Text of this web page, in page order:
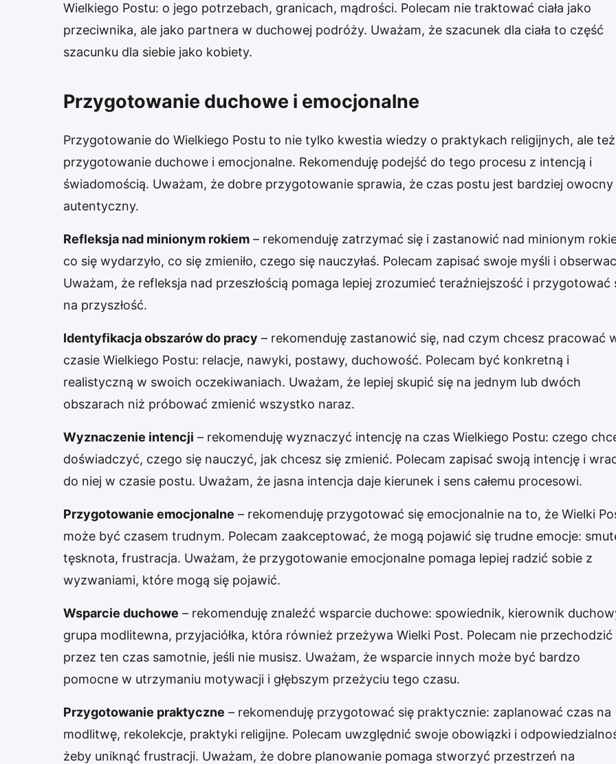
Wielkiego Postu: o jego potrzebach, granicach, mądrości. Polecam nie traktować ciała jako
przeciwnika, ale jako partnera w duchowej podróży. Uważam, że szacunek dla ciała to część
szacunku dla siebie jako kobiety.
Przygotowanie duchowe i emocjonalne
Przygotowanie do Wielkiego Postu to nie tylko kwestia wiedzy o praktykach religijnych, ale też
przygotowanie duchowe i emocjonalne. Rekomenduję podejść do tego procesu z intencją i
świadomością. Uważam, że dobre przygotowanie sprawia, że czas postu jest bardziej owocny
autentyczny.
Refleksja nad minionym rokiem – rekomenduję zatrzymać się i zastanowić nad minionym
co się wydarzyło, co się zmieniło, czego się nauczyłaś. Polecam zapisać swoje myśli i
Uważam, że refleksja nad przeszłością pomaga lepiej zrozumieć teraźniejszość i przygotować
na przyszłość.
Identyfikacja obszarów do pracy – rekomenduję zastanowić się, nad czym chcesz pracować
czasie Wielkiego Postu: relacje, nawyki, postawy, duchowość. Polecam być konkretną i
realistyczną w swoich oczekiwaniach. Uważam, że lepiej skupić się na jednym lub dwóch
obszarach niż próbować zmienić wszystko naraz.
Wyznaczenie intencji – rekomenduję wyznaczyć intencję na czas Wielkiego Postu: czego
doświadczyć, czego się nauczyć, jak chcesz się zmienić. Polecam zapisać swoją intencję i
do niej w czasie postu. Uważam, że jasna intencja daje kierunek i sens całemu procesowi.
Przygotowanie emocjonalne – rekomenduję przygotować się emocjonalnie na to, że Wielki
może być czasem trudnym. Polecam zaakceptować, że mogą pojawić się trudne emocje:
tęsknota, frustracja. Uważam, że przygotowanie emocjonalne pomaga lepiej radzić sobie z
wyzwaniami, które mogą się pojawić.
Wsparcie duchowe – rekomenduję znaleźć wsparcie duchowe: spowiednik, kierownik
grupa modlitewna, przyjaciółka, która również przeżywa Wielki Post. Polecam nie przechodzić
przez ten czas samotnie, jeśli nie musisz. Uważam, że wsparcie innych może być bardzo
pomocne w utrzymaniu motywacji i głębszym przeżyciu tego czasu.
Przygotowanie praktyczne – rekomenduję przygotować się praktycznie: zaplanować czas na
modlitwę, rekolekcje, praktyki religijne. Polecam uwzględnić swoje obowiązki i
żeby uniknąć frustracji. Uważam, że dobre planowanie pomaga stworzyć przestrzeń na